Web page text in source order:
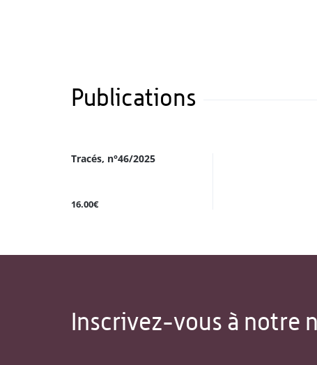
Publications
Tracés, n°46/2025
16.00€
Inscrivez-vous à notre